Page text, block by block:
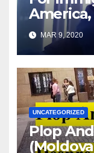
etc. you
MAR 9, 2020
UNCATEGORIZED
Plop